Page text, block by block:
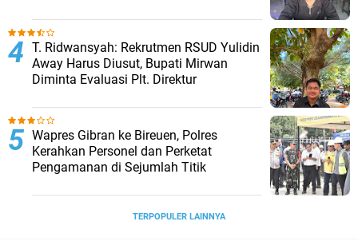
T. Ridwansyah: Rekrutmen RSUD Yulidin
Away Harus Diusut, Bupati Mirwan
Diminta Evaluasi Plt. Direktur
Wapres Gibran ke Bireuen, Polres
Kerahkan Personel dan Perketat
Pengamanan di Sejumlah Titik
TERPOPULER LAINNYA